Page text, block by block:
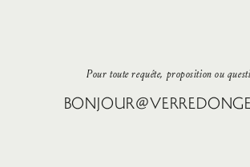
Pour toute requête, proposition ou